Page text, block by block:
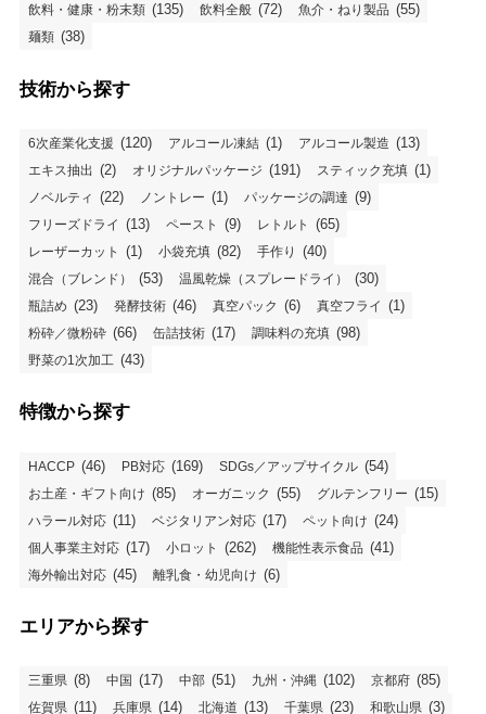
飲料・健康・粉末類 (135) 飲料全般 (72) 魚介・ねり製品 (55)
麺類 (38)
技術から探す
6次産業化支援 (120) アルコール凍結 (1) アルコール製造 (13)
エキス抽出 (2) オリジナルパッケージ (191) スティック充填 (1)
ノベルティ (22) ノントレー (1) パッケージの調達 (9)
フリーズドライ (13) ペースト (9) レトルト (65)
レーザーカット (1) 小袋充填 (82) 手作り (40)
混合（ブレンド） (53) 温風乾燥（スプレードライ） (30)
瓶詰め (23) 発酵技術 (46) 真空パック (6) 真空フライ (1)
粉砕／微粉砕 (66) 缶詰技術 (17) 調味料の充填 (98)
野菜の1次加工 (43)
特徴から探す
HACCP (46) PB対応 (169) SDGs／アップサイクル (54)
お土産・ギフト向け (85) オーガニック (55) グルテンフリー (15)
ハラール対応 (11) ベジタリアン対応 (17) ペット向け (24)
個人事業主対応 (17) 小ロット (262) 機能性表示食品 (41)
海外輸出対応 (45) 離乳食・幼児向け (6)
エリアから探す
三重県 (8) 中国 (17) 中部 (51) 九州・沖縄 (102) 京都府 (85)
佐賀県 (11) 兵庫県 (14) 北海道 (13) 千葉県 (23) 和歌山県 (3)